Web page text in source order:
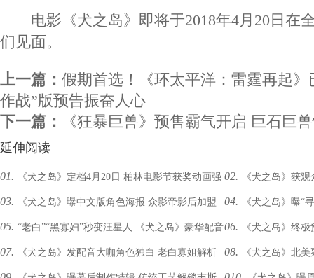
电影《犬之岛》即将于2018年4月20日在
们见面。
上一篇： 假期首选！《环太平洋：雷霆再起》
作战”版预告振奋人心
下一篇：
《狂暴巨兽》预售霸气开启 巨石巨
延伸阅读
01. 《犬之岛》定档4月20日 柏林电影节获奖动画强
势来袭
02. 《犬之岛》获
礼包”
03. 《犬之岛》曝中文版角色海报 众影帝影后加盟
配音秒变汪星人
04. 《犬之岛》曝“
造定格动画奇幻梦境
05. “老白”“黑寡妇”秒变汪星人 《犬之岛》豪华配音
阵容强力来袭
06. 《犬之岛》终
安德森携“犬”归来
07. 《犬之岛》发配音大咖角色独白 老白寡姐解析 08. 《犬之岛》北